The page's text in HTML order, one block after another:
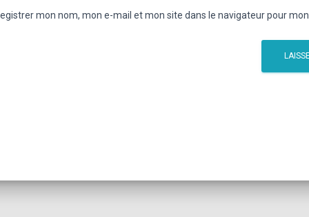
mon nom, mon e-mail et mon site dans le navigateur pour